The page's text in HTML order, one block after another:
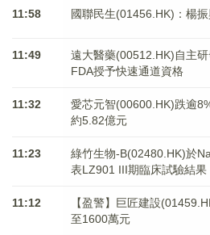
11:58 國聯民生(01456.HK)：楊
11:49
遠大醫藥(00512.HK)自主
FDA授予快速通道資格
11:32
愛芯元智(00600.HK)跌逾
約5.82億元
11:23
綠竹生物-B(02480.HK)於
表LZ901 III期臨床試驗結果
11:12
【盈警】巨匠建設
至1600萬元